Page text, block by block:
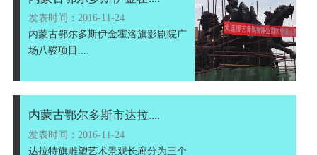
内蒙古鄂尔多斯伊金霍....
发表时间：2016-11-24
内蒙古鄂尔多斯伊金霍洛旗影剧院广
内蒙古鄂尔多斯市达拉....